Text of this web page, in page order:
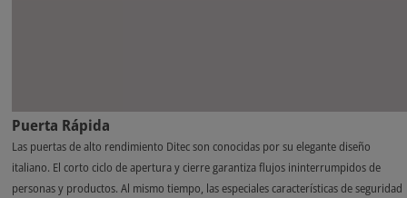
Puerta Rápida
Las puertas de alto rendimiento Ditec son conocidas por su elegante diseño
italiano. El corto ciclo de apertura y cierre garantiza flujos ininterrumpidos de
personas y productos. Al mismo tiempo, las especiales características de seguridad